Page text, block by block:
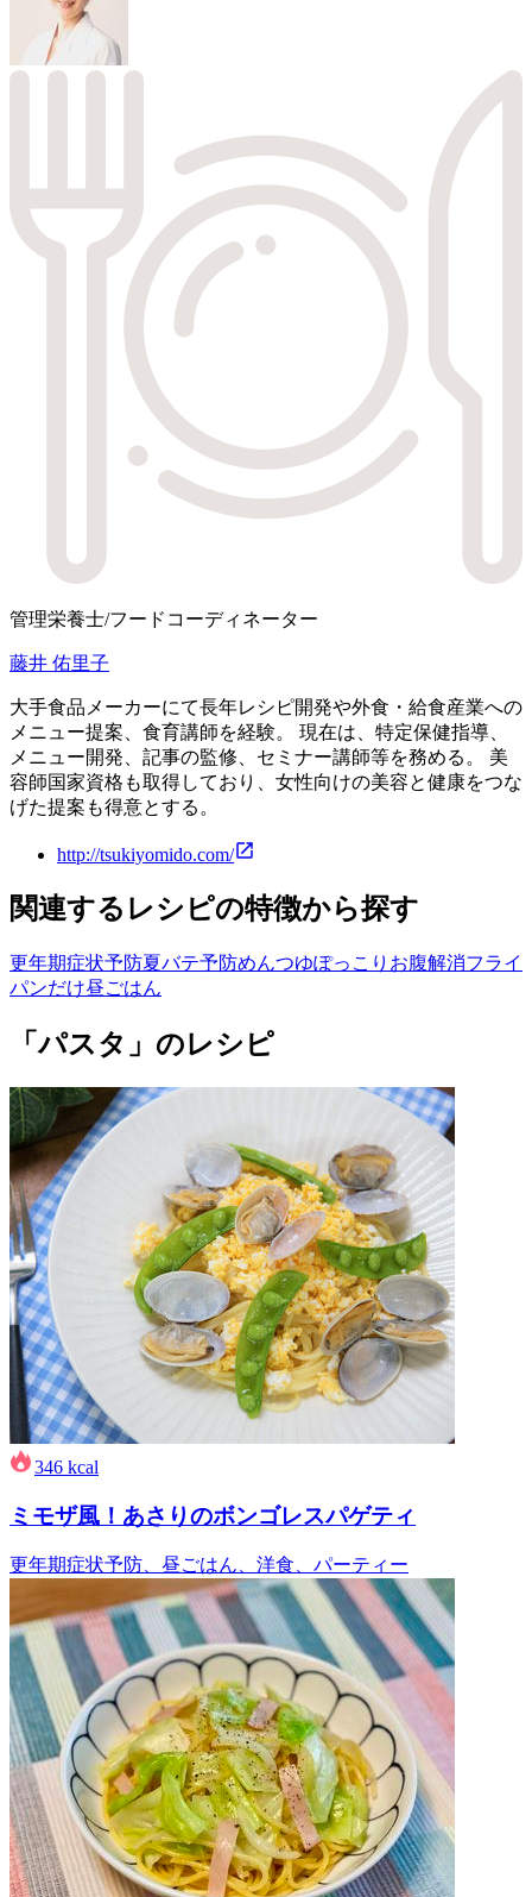
管理栄養士/フードコーディネーター
藤井 佑里子
大手食品メーカーにて長年レシピ開発や外食・給食産業への
メニュー提案、食育講師を経験。 現在は、特定保健指導、
メニュー開発、記事の監修、セミナー講師等を務める。 美
容師国家資格も取得しており、女性向けの美容と健康をつな
げた提案も得意とする。
http://tsukiyomido.com/
関連するレシピの特徴から探す
更年期症状予防夏バテ予防めんつゆぽっこりお腹解消フライ
パンだけ昼ごはん
「パスタ」のレシピ
346 kcal
ミモザ風！あさりのボンゴレスパゲティ
更年期症状予防、昼ごはん、洋食、パーティー